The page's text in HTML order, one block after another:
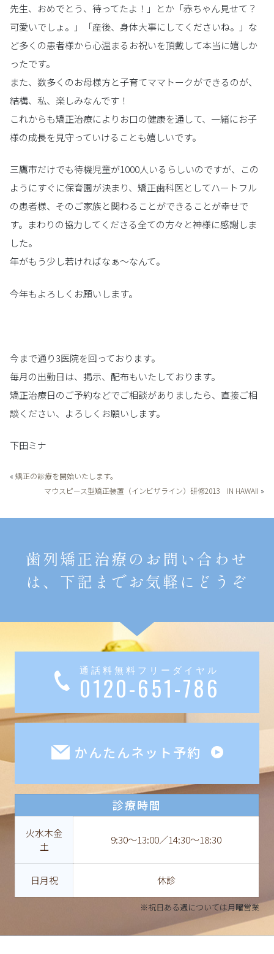
先生、おめでとう、待ってたよ！」とか「赤ちゃん見せて？
可愛いでしょ。」「産後、身体大事にしてくださいね。」な
ど多くの患者様から心温まるお祝いを頂戴して本当に嬉しか
ったです。
また、数多くのお母様方と子育てママトークができるのが、
結構、私、楽しみなんです！
これからも矯正治療によりお口の健康を通して、一緒にお子
様の成長を見守っていけることも嬉しいです。
三鷹市だけでも待機児童が1000人いるらしいのですが、この
ようにすぐに保育園が決まり、矯正歯科医としてハートフル
の患者様、そのご家族と関わることができることが幸せで
す。まわりの協力してくださる全ての方々と神様に感謝しま
した。
年がもう少し若ければなぁ～なんて。
今年もよろしくお願いします。
今まで通り3医院を回っております。
毎月の出勤日は、掲示、配布もいたしております。
矯正治療日のご予約などでご相談がありましたら、直接ご相
談ください、よろしくお願いします。
下田ミナ
« 矯正の診療を開始いたします。
マウスピース型矯正装置（インビザライン）研修2013 IN HAWAII »
歯列矯正治療のお問い合わせ
は、下記までお気軽にどうぞ
通話料無料フリーダイヤル
0120-651-786
かんたんネット予約
診療時間
火水木金
土
9:30〜13:00／14:30〜18:30
日月祝 休診
※祝日ある週については月曜営業